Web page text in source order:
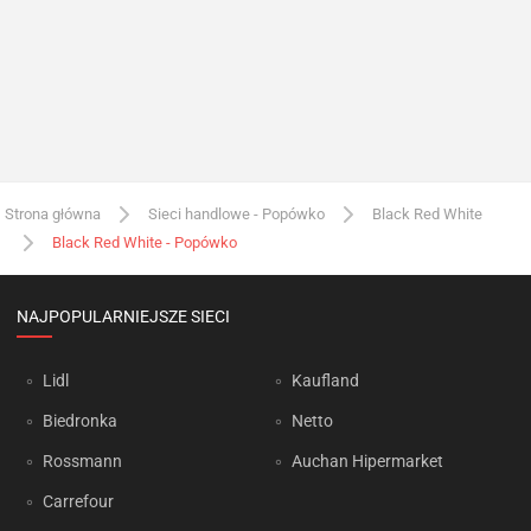
Strona główna Sieci handlowe - Popówko
Black Red White
Black Red White - Popówko
NAJPOPULARNIEJSZE SIECI
Lidl
Biedronka
Rossmann
Carrefour
Kaufland
Netto
Auchan Hipermarket